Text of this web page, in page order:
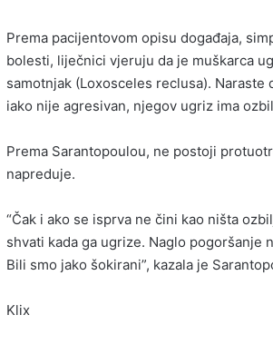
Prema pacijentovom opisu događaja,
bolesti, liječnici vjeruju da je muškarca
samotnjak (Loxosceles reclusa). Naraste
iako nije agresivan, njegov ugriz ima
Prema Sarantopoulou, ne postoji
napreduje.
“Čak i ako se isprva ne čini kao ništa
shvati kada ga ugrize. Naglo pogoršanje
Bili smo jako šokirani”, kazala je
Klix